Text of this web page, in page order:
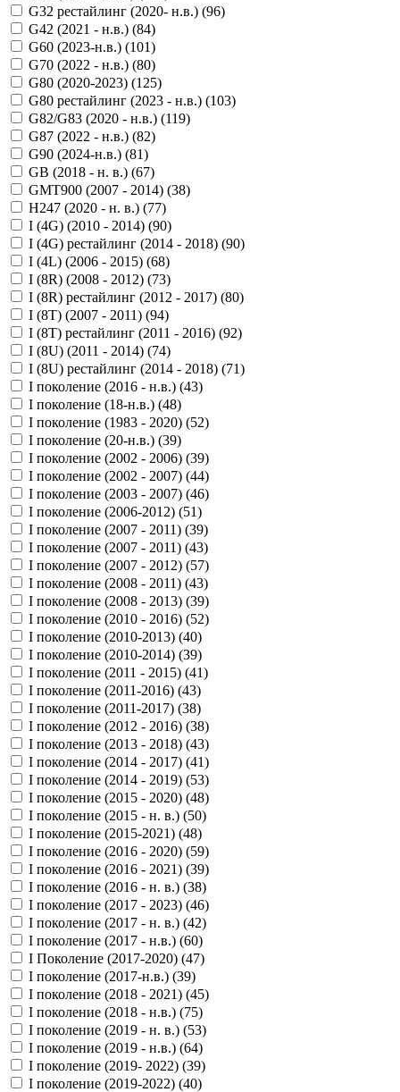
G32 рестайлинг (2020- н.в.) (96)
G42 (2021 - н.в.) (84)
G60 (2023-н.в.) (101)
G70 (2022 - н.в.) (80)
G80 (2020-2023) (125)
G80 рестайлинг (2023 - н.в.) (103)
G82/G83 (2020 - н.в.) (119)
G87 (2022 - н.в.) (82)
G90 (2024-н.в.) (81)
GB (2018 - н. в.) (67)
GMT900 (2007 - 2014) (38)
H247 (2020 - н. в.) (77)
I (4G) (2010 - 2014) (90)
I (4G) рестайлинг (2014 - 2018) (90)
I (4L) (2006 - 2015) (68)
I (8R) (2008 - 2012) (73)
I (8R) рестайлинг (2012 - 2017) (80)
I (8T) (2007 - 2011) (94)
I (8T) рестайлинг (2011 - 2016) (92)
I (8U) (2011 - 2014) (74)
I (8U) рестайлинг (2014 - 2018) (71)
I поколение (2016 - н.в.) (43)
I поколение (18-н.в.) (48)
I поколение (1983 - 2020) (52)
I поколение (20-н.в.) (39)
I поколение (2002 - 2006) (39)
I поколение (2002 - 2007) (44)
I поколение (2003 - 2007) (46)
I поколение (2006-2012) (51)
I поколение (2007 - 2011) (39)
I поколение (2007 - 2011) (43)
I поколение (2007 - 2012) (57)
I поколение (2008 - 2011) (43)
I поколение (2008 - 2013) (39)
I поколение (2010 - 2016) (52)
I поколение (2010-2013) (40)
I поколение (2010-2014) (39)
I поколение (2011 - 2015) (41)
I поколение (2011-2016) (43)
I поколение (2011-2017) (38)
I поколение (2012 - 2016) (38)
I поколение (2013 - 2018) (43)
I поколение (2014 - 2017) (41)
I поколение (2014 - 2019) (53)
I поколение (2015 - 2020) (48)
I поколение (2015 - н. в.) (50)
I поколение (2015-2021) (48)
I поколение (2016 - 2020) (59)
I поколение (2016 - 2021) (39)
I поколение (2016 - н. в.) (38)
I поколение (2017 - 2023) (46)
I поколение (2017 - н. в.) (42)
I поколение (2017 - н.в.) (60)
I Поколение (2017-2020) (47)
I поколение (2017-н.в.) (39)
I поколение (2018 - 2021) (45)
I поколение (2018 - н.в.) (75)
I поколение (2019 - н. в.) (53)
I поколение (2019 - н.в.) (64)
I поколение (2019- 2022) (39)
I поколение (2019-2022) (40)